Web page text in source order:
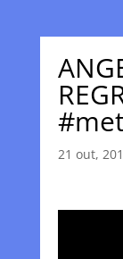
21 out,